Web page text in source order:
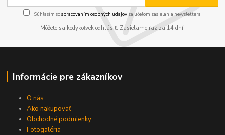
Súhlasím sospracovaním osobných údajov za účelom zasielania newslettera.
Môžete sa kedykoľvek odhlásiť. Zasielame raz za 14 dní.
Informácie pre zákazníkov
O nás
Ako nakupovať
Obchodné podmienky
Fotogaléria